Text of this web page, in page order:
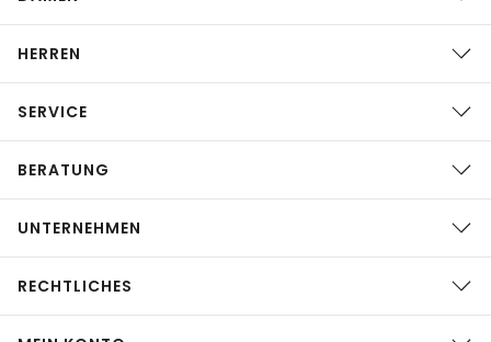
HERREN
SERVICE
BERATUNG
UNTERNEHMEN
RECHTLICHES